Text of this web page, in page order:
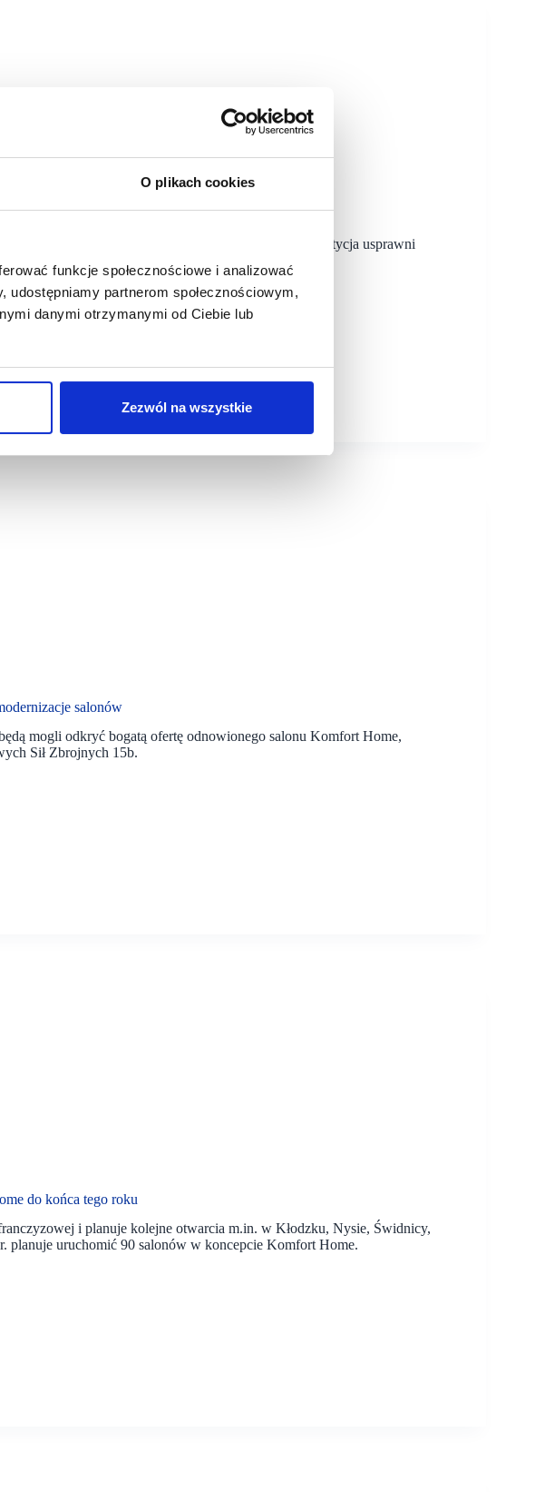
O plikach cookies
funkcje społecznościowe i analizować
partnerom społecznościowym,
danymi otrzymanymi od Ciebie lub
Zezwól na wszystkie
o logistykę
mkw. powierzchni magazynowej w Czatolinie. Inwestycja usprawni
salonów
mogli odkryć bogatą ofertę odnowionego salonu Komfort Home,
Sił Zbrojnych 15b.
do końca tego roku
i planuje kolejne otwarcia m.in. w Kłodzku, Nysie, Świdnicy,
planuje uruchomić 90 salonów w koncepcie Komfort Home.